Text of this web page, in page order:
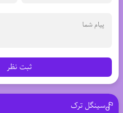
ثبت نظر
سینگل ترک